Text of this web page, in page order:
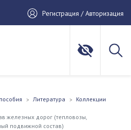
Регистрация / Авторизация
Литература
Коллекции
железных дорог (тепловозы,
подвижной состав)